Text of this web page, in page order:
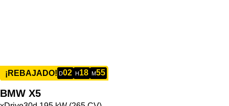
¡REBAJADO! D02 H18 M55
BMW X5